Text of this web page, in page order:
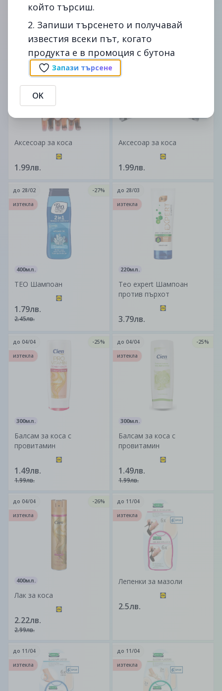
Аксесоар за коса
1.99лв. 1.99лв.
Аксесоар за коса
1.99лв.
07/02
изтекла
Аксесоар за коса
1.99лв.
до
изтекла
400мл.
TEO Шампоан
1.79лв.
2.45лв.
до 28/02
-27%
изтекла
220мл.
Teo expert Шампоан
против пърхот
3.79лв.
до 28/03
изтекла
300мл.
Балсам за коса с
провитамин
1.49лв.
1.99лв.
до 04/04
-25%
изтекла
300мл.
Балсам за коса с
провитамин
1.49лв.
1.99лв.
до 04/04
-25%
изтекла
400мл.
Лак за коса
2.22лв.
2.99лв.
до 04/04
-26%
изтекла
Лепенки за мазоли
2.5лв.
до 11/04
изтекла
до 11/04
изтекла
до 11/04
изтекла
който търсиш.
2. Запиши търсенето и получавай
известия всеки път, когато
продукта е в промоция с бутона
Запази търсене
OK